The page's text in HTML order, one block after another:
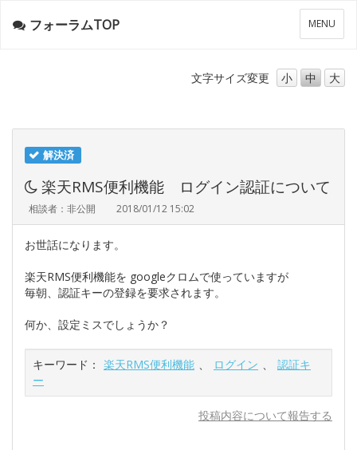
メ
ニ
ー
MENU
フォーラムTOP
文字サイズ変更 小 中 大
解決済
楽天RMS便利機能 ログイン認証について
相談者：非公開 2018/01/12 15:02
お世話になります。
楽天RMS便利機能を googleクロムで使っていますが
毎朝、認証キーの登録を要求されます。
何か、設定ミスでしょうか？
キーワード： 楽天RMS便利機能 、 ログイン 、
認証キ
ー
投稿内容について報告する